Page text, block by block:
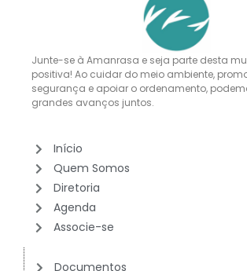
Junte-se à Amanrasa e seja parte desta
positiva! Ao cuidar do meio ambiente,
segurança e apoiar o ordenamento,
grandes avanços juntos.
Início
Quem Somos
Diretoria
Agenda
Associe-se
Documentos